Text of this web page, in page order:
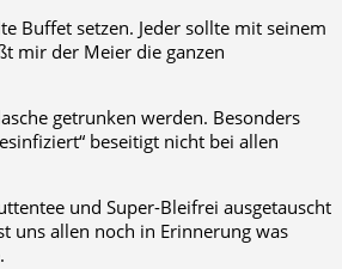
Buffet setzen. Jeder sollte mit seinem
mir der Meier die ganzen
getrunken werden. Besonders
beseitigt nicht bei allen
und Super-Bleifrei ausgetauscht
uns allen noch in Erinnerung was